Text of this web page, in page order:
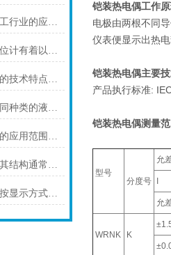
压力变送器在石油化工行业的应用说明
上海仪川射频导纳料位计有着以下几大技术特点
关于多路智能巡检仪的技术特点，你怎么看呢？
上海仪川仪表分析不同种类的液位变送器
仪川仪表涡街流量计的应用范围主要包括以下几个方面
上海仪川雷达料位计其结构通常由以下部分组成
上海仪川电磁流量计按显示方式分类
铠装热电偶工作
电极由两根不同
仪表便显示出热
铠装热电偶主要
产品执行标准:
铠装热电偶测量
型号
分度号
允
允
WRNK K